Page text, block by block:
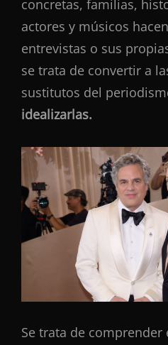
concretas, familias,
actores y músicos
entrevistas o sus
se trata de convertir a
sustitutos del
idealizarlas.
Se trata de